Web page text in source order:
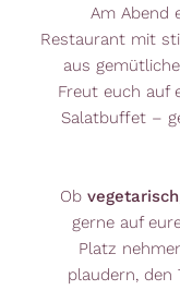
Am Abend
Restaurant mit
aus
Freut euch auf
Salatbuffet –
Ob
gerne auf
Platz
plaudern, den